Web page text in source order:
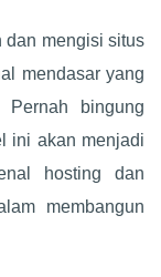
dan mengisi situs
mendasar yang
bingung
ini akan menjadi
hosting dan
membangun